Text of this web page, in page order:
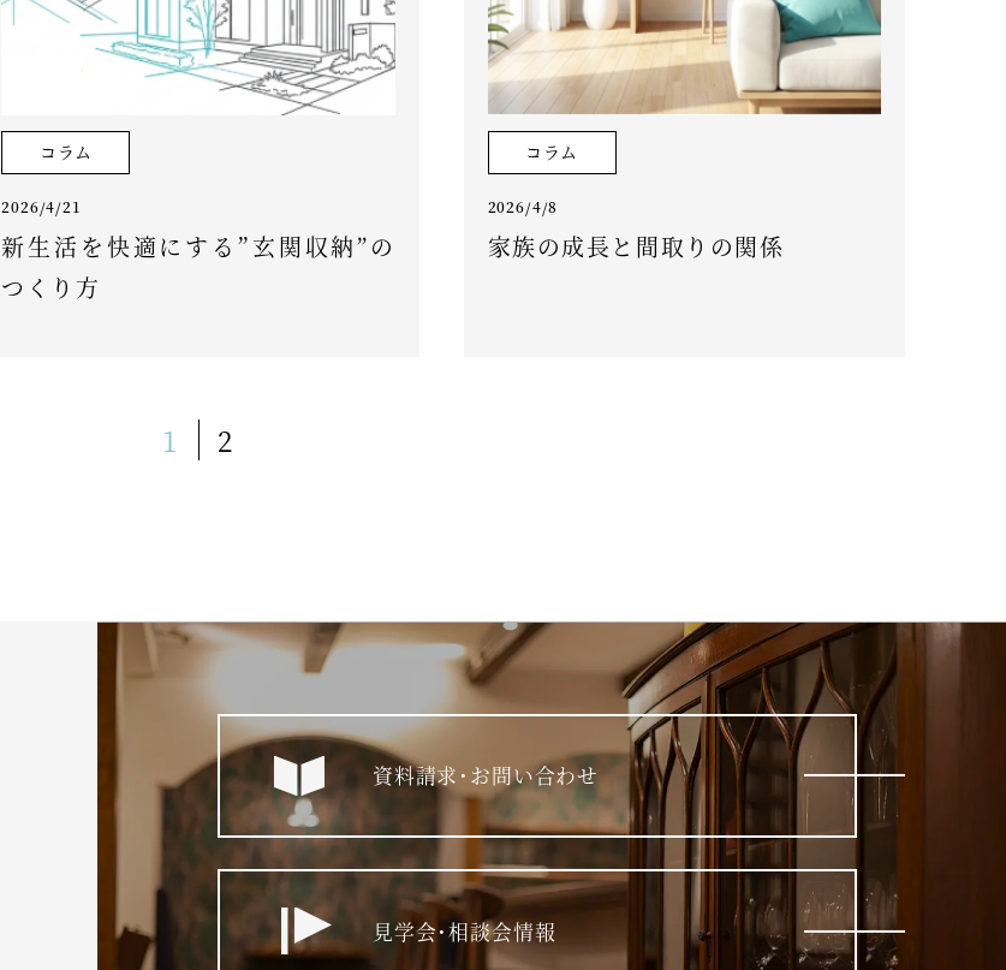
コラム
2026/4/21
新生活を快適にする”玄関収納”の
つくり方
コラム
2026/4/8
家族の成長と間取りの関係
1 2
資料請求・お問い合わせ
見学会・相談会情報